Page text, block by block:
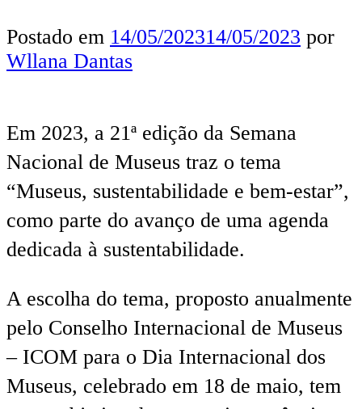
Postado em 14/05/202314/05/2023 por
Wllana Dantas
Em 2023, a 21ª edição da Semana
Nacional de Museus traz o tema
“Museus, sustentabilidade e bem-estar”,
como parte do avanço de uma agenda
dedicada à sustentabilidade.
A escolha do tema, proposto anualmente
pelo Conselho Internacional de Museus
– ICOM para o Dia Internacional dos
Museus, celebrado em 18 de maio, tem